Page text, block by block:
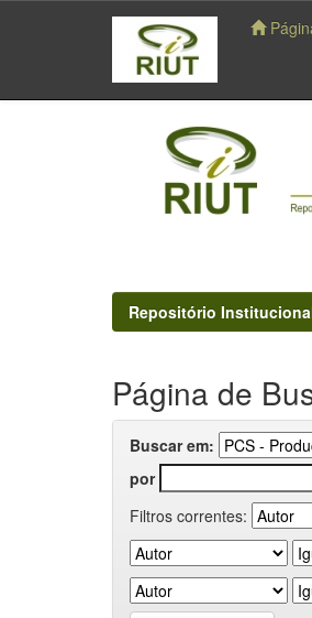
navigation
Repositório
Página de
Buscar em:
por
Filtros correntes: